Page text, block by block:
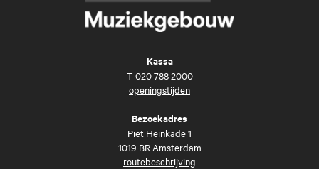
Kassa
T 020 788 2000
openingstijden
Bezoekadres
Piet Heinkade 1
1019 BR Amsterdam
routebeschrijving